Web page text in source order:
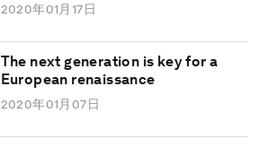
2020年01月17日
The next generation is key for a
European renaissance
2020年01月07日